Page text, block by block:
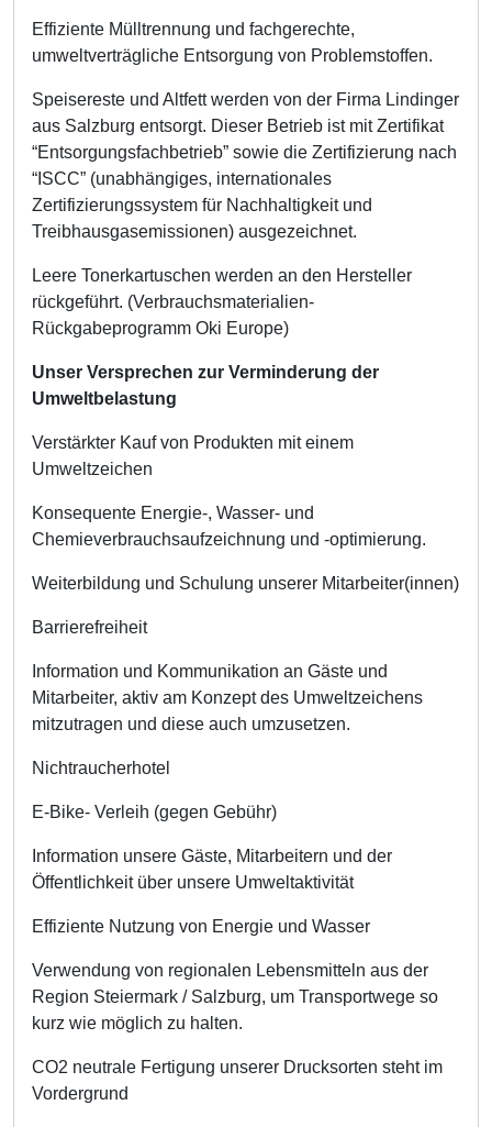
Effiziente Mülltrennung und fachgerechte,
umweltverträgliche Entsorgung von Problemstoffen.
Speisereste und Altfett werden von der Firma Lindinger
aus Salzburg entsorgt. Dieser Betrieb ist mit Zertifikat
“Entsorgungsfachbetrieb” sowie die Zertifizierung nach
“ISCC” (unabhängiges, internationales
Zertifizierungssystem für Nachhaltigkeit und
Treibhausgasemissionen) ausgezeichnet.
Leere Tonerkartuschen werden an den Hersteller
rückgeführt. (Verbrauchsmaterialien-
Rückgabeprogramm Oki Europe)
Unser Versprechen zur Verminderung der
Umweltbelastung
Verstärkter Kauf von Produkten mit einem
Umweltzeichen
Konsequente Energie-, Wasser- und
Chemieverbrauchsaufzeichnung und -optimierung.
Weiterbildung und Schulung unserer Mitarbeiter(innen)
Barrierefreiheit
Information und Kommunikation an Gäste und
Mitarbeiter, aktiv am Konzept des Umweltzeichens
mitzutragen und diese auch umzusetzen.
Nichtraucherhotel
E-Bike- Verleih (gegen Gebühr)
Information unsere Gäste, Mitarbeitern und der
Öffentlichkeit über unsere Umweltaktivität
Effiziente Nutzung von Energie und Wasser
Verwendung von regionalen Lebensmitteln aus der
Region Steiermark / Salzburg, um Transportwege so
kurz wie möglich zu halten.
CO2 neutrale Fertigung unserer Drucksorten steht im
Vordergrund